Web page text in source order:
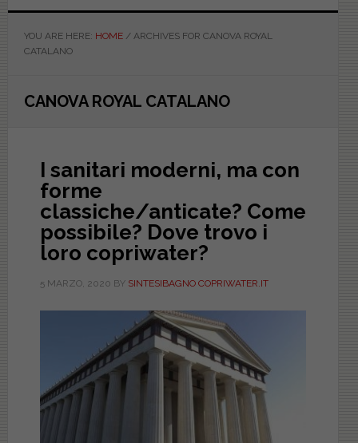
YOU ARE HERE: HOME /ARCHIVES FOR CANOVA ROYAL
CATALANO
CANOVA ROYAL CATALANO
I sanitari moderni, ma con
forme
classiche/anticate? Come
possibile? Dove trovo i
loro copriwater?
5 MARZO, 2020 BY SINTESIBAGNO COPRIWATER.IT